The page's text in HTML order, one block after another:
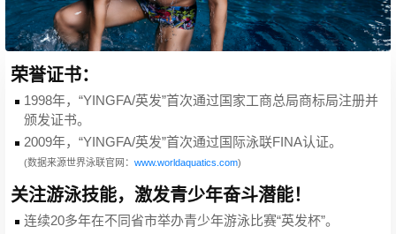
荣誉证书：
1998年，“YINGFA/英发”首次通过国家工商总局商标局注册并
颁发证书。
2009年，“YINGFA/英发”首次通过国际泳联FINA认证。
(数据来源世界泳联官网： www.worldaquatics.com)
关注游泳技能，激发青少年奋斗潜能！
连续20多年在不同省市举办青少年游泳比赛“英发杯”。